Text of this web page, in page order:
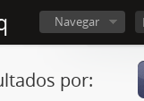
Navegar
por: